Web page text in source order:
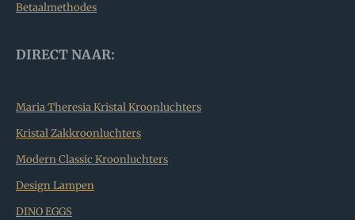
Betaalmethodes
DIRECT NAAR:
Maria Theresia Kristal Kroonluchters
Kristal Zakkroonluchters
Modern Classic Kroonluchters
Design Lampen
DINO EGGS